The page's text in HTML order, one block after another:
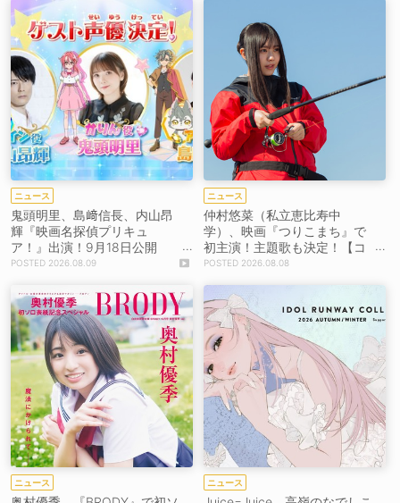
ニュース
鬼頭明里、島﨑信長、内山昂
輝『映画名探偵プリキュ
ア！』出演！9月18日公開
【コメントあり】
2026.08.09
ニュース
仲村悠菜（私立恵比寿中
学）、映画『つりこまち』で
初主演！主題歌も決定！【コ
メントあり】
2026.08.08
ニュース ニュース